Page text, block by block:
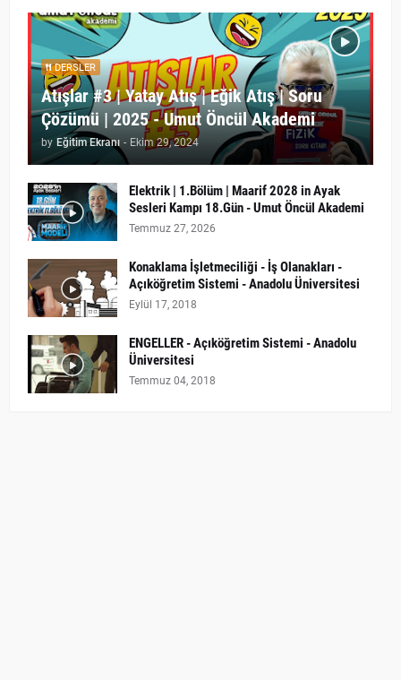
DERSLER
Atışlar #3 | Yatay Atış | Eğik Atış | Soru
Çözümü | 2025 - Umut Öncül Akademi
by Eğitim Ekranı - Ekim 29, 2024
Elektrik | 1.Bölüm | Maarif 2028 in Ayak
Sesleri Kampı 18.Gün - Umut Öncül Akademi
Temmuz 27, 2026
Konaklama İşletmeciliği - İş Olanakları -
Açıköğretim Sistemi - Anadolu Üniversitesi
Eylül 17, 2018
ENGELLER - Açıköğretim Sistemi - Anadolu
Üniversitesi
Temmuz 04, 2018